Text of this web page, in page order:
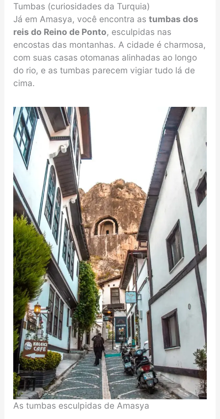
Tumbas (curiosidades da Turquia)
Já em Amasya, você encontra as tumbas dos
reis do Reino de Ponto, esculpidas nas
encostas das montanhas. A cidade é charmosa,
com suas casas otomanas alinhadas ao longo
do rio, e as tumbas parecem vigiar tudo lá de
cima.
As tumbas esculpidas de Amasya